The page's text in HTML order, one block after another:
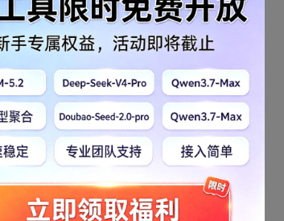
.
隔10万8000里.
些还有什么能拿出手.